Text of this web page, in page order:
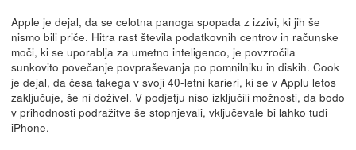
Apple je dejal, da se celotna panoga spopada z izzivi, ki jih še
nismo bili priče. Hitra rast števila podatkovnih centrov in računske
moči, ki se uporablja za umetno inteligenco, je povzročila
sunkovito povečanje povpraševanja po pomnilniku in diskih. Cook
je dejal, da česa takega v svoji 40-letni karieri, ki se v Applu letos
zaključuje, še ni doživel. V podjetju niso izključili možnosti, da bodo
v prihodnosti podražitve še stopnjevali, vključevale bi lahko tudi
iPhone.